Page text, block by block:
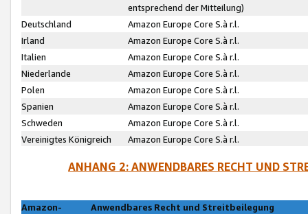
entsprechend der Mitteilung)
Deutschland
Amazon Europe Core S.à r.l.
Irland
Amazon Europe Core S.à r.l.
Italien
Amazon Europe Core S.à r.l.
Niederlande
Amazon Europe Core S.à r.l.
Polen
Amazon Europe Core S.à r.l.
Spanien
Amazon Europe Core S.à r.l.
Schweden
Amazon Europe Core S.à r.l.
Vereinigtes Königreich
Amazon Europe Core S.à r.l.
ANHANG 2: ANWENDBARES RECHT UND
Amazon-
Anwendbares Recht und Streitbeilegung